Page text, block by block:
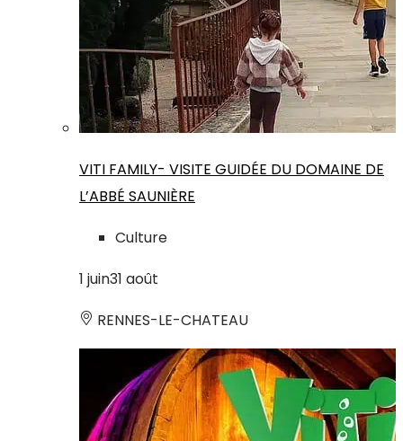
VITI FAMILY- VISITE GUIDÉE DU DOMAINE DE
L’ABBÉ SAUNIÈRE
Culture
1 juin31 août
RENNES-LE-CHATEAU